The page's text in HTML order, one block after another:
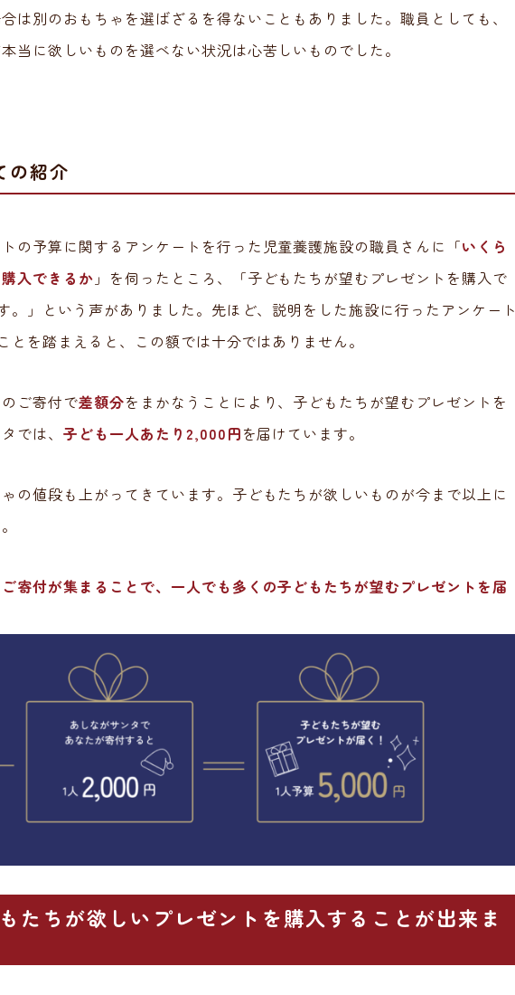
は別のおもちゃを選ばざるを得ないこともありました。職員としても、
当に欲しいものを選べない状況は心苦しいものでした。
の紹介
の予算に関するアンケートを行った児童養護施設の職員さんに「いくら
入できるか 」を伺ったところ、「子どもたちが望むプレゼントを購入で
。」という声がありました。先ほど、説明をした施設に行ったアンケート
とを踏まえると、この額では十分ではありません。
ご寄付で差額分をまかなうことにより、子どもたちが望むプレゼントを
では、子ども一人あたり2,000円を届けています。
の値段も上がってきています。子どもたちが欲しいものが今まで以上に
寄付が集まることで、一人でも多くの子どもたちが望むプレゼントを届
たちが欲しいプレゼントを購入することが出来ま